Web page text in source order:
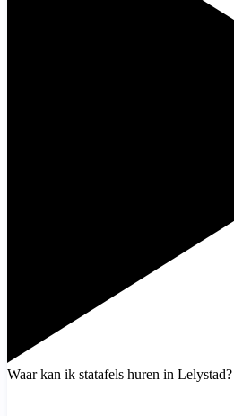
Waar kan ik statafels huren in Lelystad?